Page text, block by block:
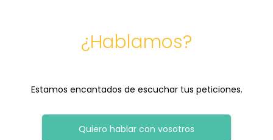
¿Hablamos?
Estamos encantados de escuchar tus peticiones.
Quiero hablar con vosotros